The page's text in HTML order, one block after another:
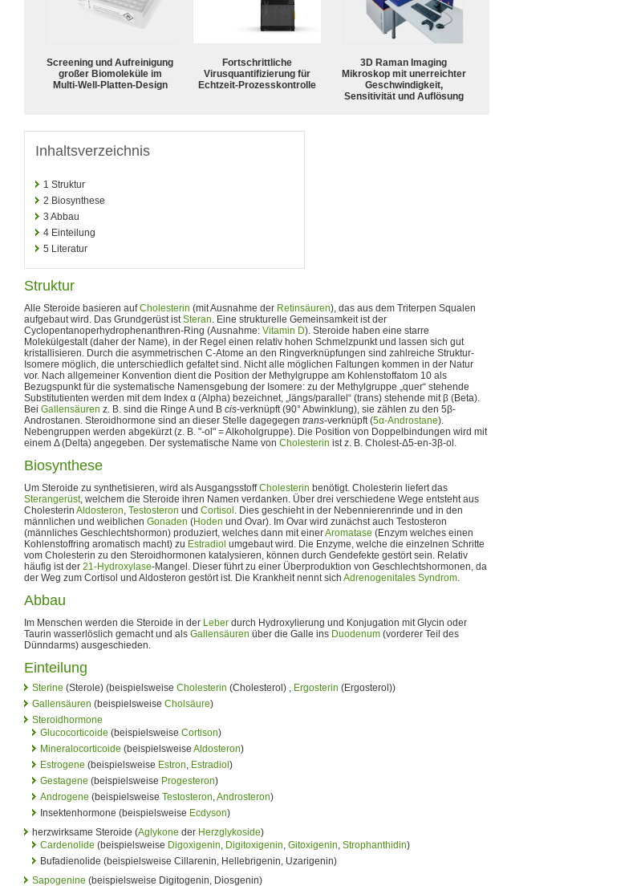
Screening und Aufreinigung
großer Biomoleküle im
Multi-Well-Platten-Design
Fortschrittliche
Virusquantifizierung für
Echtzeit-Prozesskontrolle
3D Raman Imaging
Mikroskop mit unerreichter
Geschwindigkeit,
Sensitivität und Auflösung
Inhaltsverzeichnis
1 Struktur
2 Biosynthese
3 Abbau
4 Einteilung
5 Literatur
Struktur
Alle Steroide basieren aufCholesterin (mit Ausnahme der Retinsäuren), das aus dem Triterpen Squalen
aufgebaut wird. Das Grundgerüst istSteran. Eine strukturelle Gemeinsamkeit ist der
Cyclopentanoperhydrophenanthren-Ring (Ausnahme: Vitamin D). Steroide haben eine starre
Molekülgestalt (daher der Name), in der Regel einen relativ hohen Schmelzpunkt und lassen sich gut
kristallisieren. Durch die asymmetrischen C-Atome an den Ringverknüpfungen sind zahlreiche Struktur-
Isomere möglich, die unterschiedlich gefaltet sind. Nicht alle möglichen Faltungen kommen in der Natur
vor. Nach allgemeiner Konvention dient die Position der Methylgruppe am Kohlenstoffatom 10 als
Bezugspunkt für die systematische Namensgebung der Isomere: zu der Methylgruppe „quer“ stehende
Substitutienten werden mit dem Index α (Alpha) bezeichnet, „längs/parallel“ (trans) stehende mit β (Beta).
Bei Gallensäuren z. B. sind die Ringe A und B cis-verknüpft (90° Abwinklung), sie zählen zu den 5β-
Androstanen. Steroidhormone sind an dieser Stelle dagegegen trans-verknüpft (5α-Androstane).
Nebengruppen werden abgekürzt (z. B. "-ol" = Alkoholgruppe). Die Position von Doppelbindungen wird mit
einem Δ (Delta) angegeben. Der systematische Name von Cholesterin ist z. B. Cholest-Δ5-en-3β-ol.
Biosynthese
Um Steroide zu synthetisieren, wird als AusgangsstoffCholesterin benötigt. Cholesterin liefert das
Sterangerüst, welchem die Steroide ihren Namen verdanken. Über drei verschiedene Wege entsteht aus
Cholesterin Aldosteron, Testosteron und Cortisol . Dies geschieht in der Nebennierenrinde und in den
männlichen und weiblichen Gonaden (Hoden und Ovar). Im Ovar wird zunächst auch Testosteron
(männliches Geschlechtshormon) produziert, welches dann mit einerAromatase (Enzym welches einen
Kohlenstoffring aromatisch macht) zu Estradiol umgebaut wird. Die Enzyme, welche die einzelnen Schritte
vom Cholesterin zu den Steroidhormonen katalysieren, können durch Gendefekte gestört sein. Relativ
häufig ist der 21-Hydroxylase-Mangel. Dieser führt zu einer Überproduktion von Geschlechtshormonen, da
der Weg zum Cortisol und Aldosteron gestört ist. Die Krankheit nennt sich Adrenogenitales Syndrom.
Abbau
Im Menschen werden die Steroide in der Leber durch Hydroxylierung und Konjugation mit Glycin oder
Taurin wasserlöslich gemacht und als Gallensäuren über die Galle ins Duodenum (vorderer Teil des
Dünndarms) ausgeschieden.
Einteilung
Sterine (Sterole) (beispielsweise Cholesterin (Cholesterol) , Ergosterin (Ergosterol))
Gallensäuren (beispielsweise Cholsäure)
Steroidhormone
Glucocorticoide (beispielsweise Cortison)
Mineralocorticoide (beispielsweise Aldosteron)
Estrogene (beispielsweise Estron, Estradiol )
Gestagene (beispielsweise Progesteron)
Androgene (beispielsweise Testosteron,Androsteron)
Insektenhormone (beispielsweise Ecdyson)
herzwirksame Steroide (Aglykone der Herzglykoside)
Cardenolide (beispielsweise Digoxigenin, Digitoxigenin, Gitoxigenin, Strophanthidin)
Bufadienolide (beispielsweise Cillarenin, Hellebrigenin, Uzarigenin)
Sapogenine (beispielsweise Digitogenin, Diosgenin)